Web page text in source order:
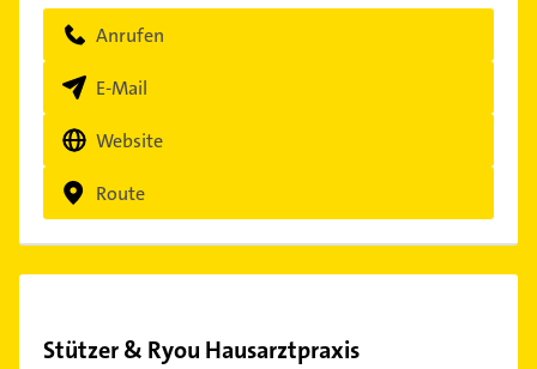
Anrufen
E-Mail
Website
Route
Stützer & Ryou Hausarztpraxis